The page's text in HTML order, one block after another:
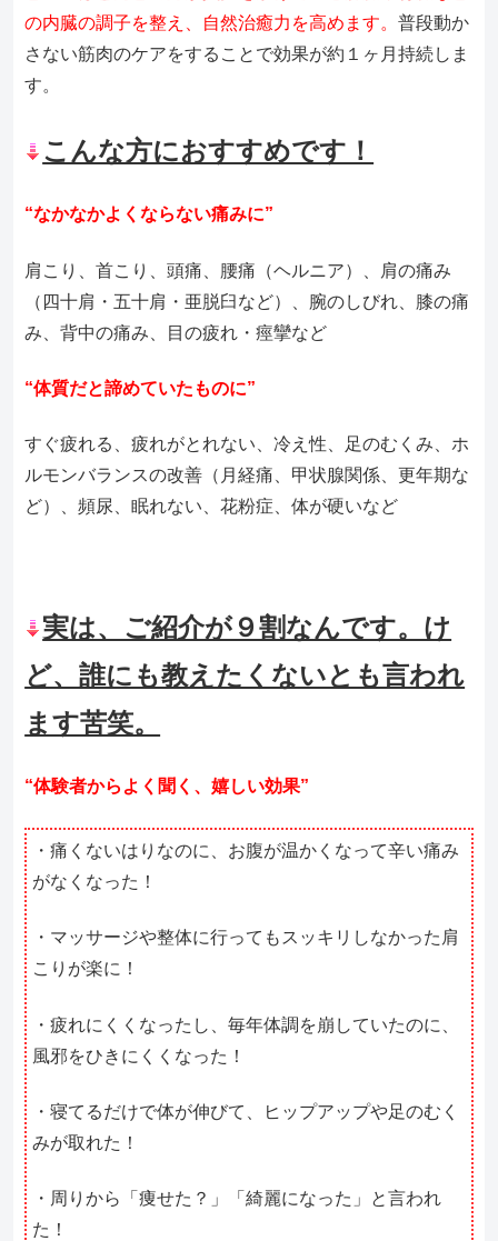
の内臓の調子を整え、自然治癒力を高めます。普段動か
さない筋肉のケアをすることで効果が約１ヶ月持続しま
す。
こんな方におすすめです！
“なかなかよくならない痛みに”
肩こり、首こり、頭痛、腰痛（ヘルニア）、肩の痛み
（四十肩・五十肩・亜脱臼など）、腕のしびれ、膝の痛
み、背中の痛み、目の疲れ・痙攣など
“体質だと諦めていたものに”
すぐ疲れる、疲れがとれない、冷え性、足のむくみ、ホ
ルモンバランスの改善（月経痛、甲状腺関係、更年期な
ど）、頻尿、眠れない 、花粉症、体が硬いなど
実は、ご紹介が９割なんです。け
ど、誰にも教えたくないとも言われ
ます苦笑。
“体験者からよく聞く、嬉しい効果”
・痛くないはりなのに、お腹が温かくなって辛い痛み
がなくなった！
・マッサージや整体に行ってもスッキリしなかった肩
こりが楽に！
・疲れにくくなったし、毎年体調を崩していたのに、
風邪をひきにくくなった！
・寝てるだけで体が伸びて、ヒップアップや足のむく
みが取れた！
・周りから「痩せた？」「綺麗になった」と言われ
た！